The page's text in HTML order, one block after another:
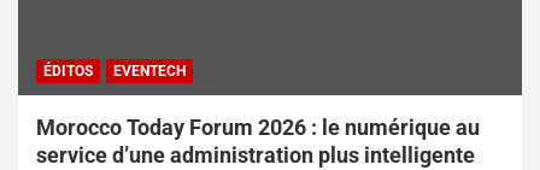
ÉDITOS EVENTECH
Morocco Today Forum 2026 : le numérique au
service d’une administration plus intelligente